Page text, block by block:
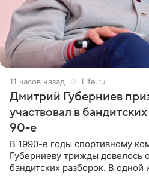
11 часов назад Life.ru
Дмитрий Губерниев
участвовал в
90-е
В 1990-е годы спортивному
Губерниеву трижды довелось
бандитских разборок. В одной